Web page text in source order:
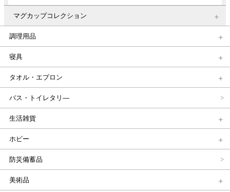
マグカップコレクション
調理用品
寝具
タオル・エプロン
バス・トイレタリ―
生活雑貨
ホビー
防災備蓄品
美術品